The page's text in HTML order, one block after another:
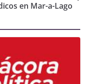
en Mar-a-Lago